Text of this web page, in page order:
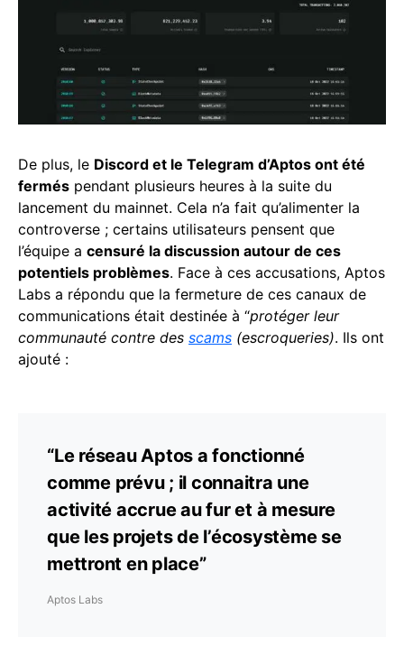
De plus, le Discord et le Telegram d’Aptos ont été
fermés pendant plusieurs heures à la suite du
lancement du mainnet. Cela n’a fait qu’alimenter la
controverse ; certains utilisateurs pensent que
l’équipe a censuré la discussion autour de ces
potentiels problèmes. Face à ces accusations, Aptos
Labs a répondu que la fermeture de ces canaux de
communications était destinée à “protéger leur
communauté contre des scams (escroqueries). Ils ont
ajouté :
“Le réseau Aptos a fonctionné
comme prévu ; il connaitra une
activité accrue au fur et à mesure
que les projets de l’écosystème se
mettront en place”
Aptos Labs